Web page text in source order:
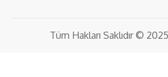
Tüm Hakları Saklıdır © 2025